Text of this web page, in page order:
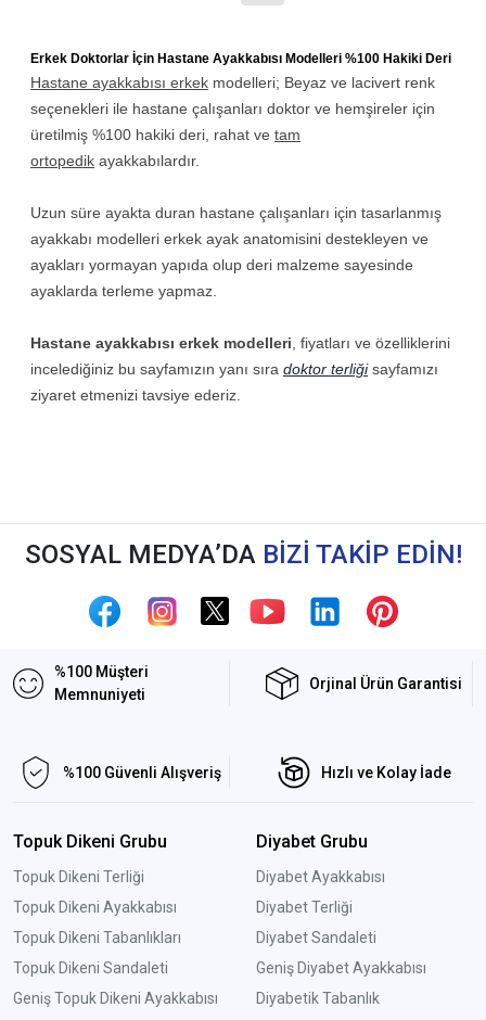
Erkek Doktorlar İçin Hastane Ayakkabısı Modelleri %100 Hakiki Deri
Hastane ayakkabısı erkek modelleri; Beyaz ve lacivert renk
seçenekleri ile hastane çalışanları doktor ve hemşireler için
üretilmiş %100 hakiki deri, rahat ve tam
ortopedik ayakkabılardır.
Uzun süre ayakta duran hastane çalışanları için tasarlanmış
ayakkabı modelleri erkek ayak anatomisini destekleyen ve
ayakları yormayan yapıda olup deri malzeme sayesinde
ayaklarda terleme yapmaz.
Hastane ayakkabısı erkek modelleri , fiyatları ve özelliklerini
incelediğiniz bu sayfamızın yanı sıra doktor terliğisayfamızı
ziyaret etmenizi tavsiye ederiz.
SOSYAL MEDYA’DA BİZİ TAKİP EDİN!
%100 Müşteri
Memnuniyeti
Orjinal Ürün Garantisi
%100 Güvenli Alışveriş Hızlı ve Kolay İade
Topuk Dikeni Grubu
Topuk Dikeni Terliği
Topuk Dikeni Ayakkabısı
Topuk Dikeni Tabanlıkları
Topuk Dikeni Sandaleti
Geniş Topuk Dikeni Ayakkabısı
Diyabet Grubu
Diyabet Ayakkabısı
Diyabet Terliği
Diyabet Sandaleti
Geniş Diyabet Ayakkabısı
Diyabetik Tabanlık